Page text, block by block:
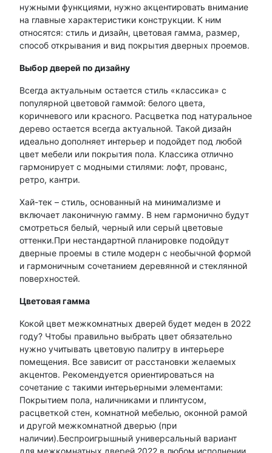
нужными функциями, нужно акцентировать внимание
на главные характеристики конструкции. К ним
относятся: стиль и дизайн, цветовая гамма, размер,
способ открывания и вид покрытия дверных проемов.
Выбор дверей по дизайну
Всегда актуальным остается стиль «классика» с
популярной цветовой гаммой: белого цвета,
коричневого или красного. Расцветка под натуральное
дерево остается всегда актуальной. Такой дизайн
идеально дополняет интерьер и подойдет под любой
цвет мебели или покрытия пола. Классика отлично
гармонирует с модными стилями: лофт, прованс,
ретро, кантри.
Хай-тек – стиль, основанный на минимализме и
включает лаконичную гамму. В нем гармонично будут
смотреться белый, черный или серый цветовые
оттенки.При нестандартной планировке подойдут
дверные проемы в стиле модерн с необычной формой
и гармоничным сочетанием деревянной и стеклянной
поверхностей.
Цветовая гамма
Кокой цвет межкомнатных дверей будет меден в 2022
году? Чтобы правильно выбрать цвет обязательно
нужно учитывать цветовую палитру в интерьере
помещения. Все зависит от расстановки желаемых
акцентов. Рекомендуется ориентироваться на
сочетание с такими интерьерными элементами:
Покрытием пола, наличниками и плинтусом,
расцветкой стен, комнатной мебелью, оконной рамой
и другой межкомнатной дверью (при
наличии).Беспроигрышный универсальный вариант
для межкомнатных дверей 2022 в любом исполнении